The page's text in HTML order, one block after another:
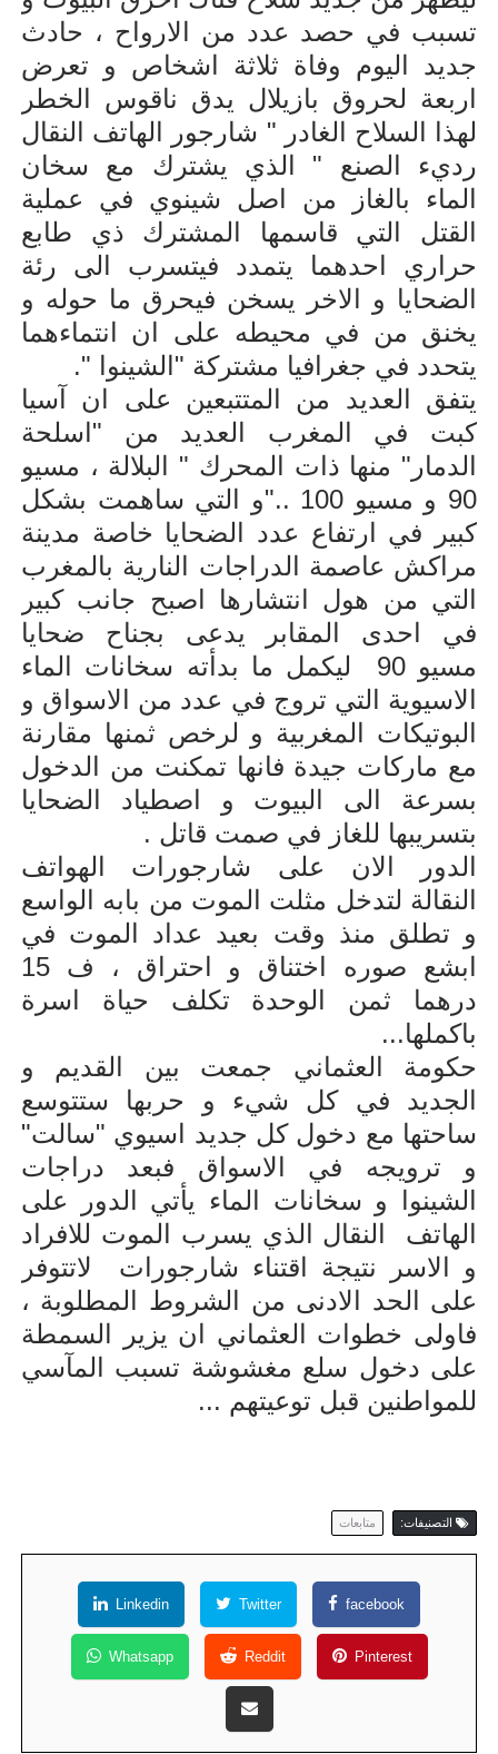
تسبب في حصد عدد من الارواح ، حادث
جديد اليوم وفاة ثلاثة اشخاص و تعرض
اربعة لحروق بازيلال يدق ناقوس الخطر
لهذا السلاح الغادر " شارجور الهاتف النقال
رديء الصنع " الذي يشترك مع سخان
الماء بالغاز من اصل شينوي في عملية
القتل التي قاسمها المشترك ذي طابع
حراري احدهما يتمدد فيتسرب الى رئة
الضحايا و الاخر يسخن فيحرق ما حوله و
يخنق من في محيطه على ان انتماءهما
يتحدد في جغرافيا مشتركة "الشينوا ".
يتفق العديد من المتتبعين على ان آسيا
كبت في المغرب العديد من "اسلحة
الدمار" منها ذات المحرك " البلالة ، مسيو
90 و مسيو 100 .."و التي ساهمت بشكل
كبير في ارتفاع عدد الضحايا خاصة مدينة
مراكش عاصمة الدراجات النارية بالمغرب
التي من هول انتشارها اصبح جانب كبير
في احدى المقابر يدعى بجناح ضحايا
مسيو 90 ليكمل ما بدأته سخانات الماء
الاسيوية التي تروج في عدد من الاسواق و
البوتيكات المغربية و لرخص ثمنها مقارنة
مع ماركات جيدة فانها تمكنت من الدخول
بسرعة الى البيوت و اصطياد الضحايا
بتسريبها للغاز في صمت قاتل .
الدور الان على شارجورات الهواتف
النقالة لتدخل مثلت الموت من بابه الواسع
و تطلق منذ وقت بعيد عداد الموت في
ابشع صوره اختناق و احتراق ، ف 15
درهما ثمن الوحدة تكلف حياة اسرة
باكملها...
حكومة العثماني جمعت بين القديم و
الجديد في كل شيء و حربها ستتوسع
ساحتها مع دخول كل جديد اسيوي "سالت"
و ترويجه في الاسواق فبعد دراجات
الشينوا و سخانات الماء يأتي الدور على
الهاتف النقال الذي يسرب الموت للافراد
و الاسر نتيجة اقتناء شارجورات لاتتوفر
على الحد الادنى من الشروط المطلوبة ،
فاولى خطوات العثماني ان يزير السمطة
على دخول سلع مغشوشة تسبب المآسي
للمواطنين قبل توعيتهم ...
التصنيفات: متابعات
facebook
Twitter
Linkedin
Pinterest
Reddit
Whatsapp